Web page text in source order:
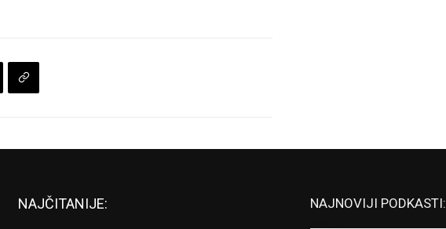
NAJČITANIJE: NAJNOVIJI PODKASTI: